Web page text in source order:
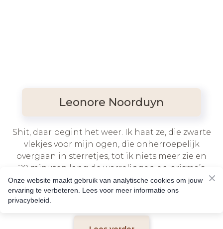
Leonore Noorduyn
Shit, daar begint het weer. Ik haat ze, die zwarte
vlekjes voor mijn ogen, die onherroepelijk
overgaan in sterretjes, tot ik niets meer zie en
20 minuten lang de warrelingen en prisma’s
zie rondwarrelen voor mijn ogen. En daarna
hoofdpijn...
Onze website maakt gebruik van analytische cookies om jouw
ervaring te verbeteren. Lees voor meer informatie ons
privacybeleid.